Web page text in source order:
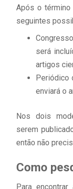
Após o
seguintes
será
artigos
Periódico
enviará o
Nos dois
serem
então não
Como
Para